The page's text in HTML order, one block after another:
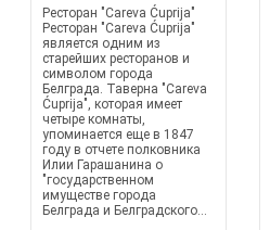
Ресторан "Careva Ćuprija"
Ресторан "Careva Ćuprija"
является одним из
старейших ресторанов и
символом города
Белграда. Таверна "Careva
Ćuprija", которая имеет
четыре комнаты,
упоминается еще в 1847
году в отчете полковника
Илии Гарашанина о
"государственном
имуществе города
Белграда и Белградского...